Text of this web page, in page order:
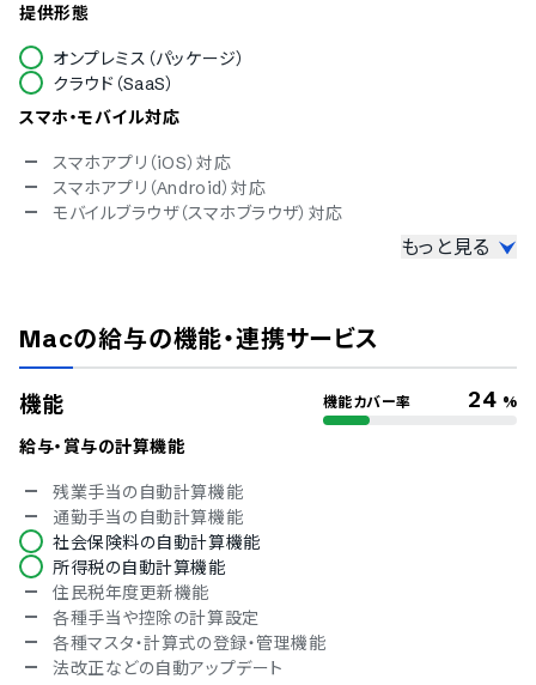
提供形態
オンプレミス（パッケージ）
クラウド（SaaS）
スマホ・モバイル対応
スマホアプリ（iOS）対応
スマホアプリ（Android）対応
モバイルブラウザ（スマホブラウザ）対応
冗長化
通信の暗号化
IP制限
二要素認証・二段階認証
シングルサインオン
TRUSTe
ISO 9001（品質マネジメント）
ISO/IEC 27017（クラウドサービスセキュリティ）
対応言語
中国語
英語
スペイン語
もっと見る
Macの給与の機能・連携サービス
機能 機能カバー率 24 %
給与・賞与の計算機能
残業手当の自動計算機能
通勤手当の自動計算機能
社会保険料の自動計算機能
所得税の自動計算機能
住民税年度更新機能
各種手当や控除の計算設定
各種マスタ・計算式の登録・管理機能
法改正などの自動アップデート